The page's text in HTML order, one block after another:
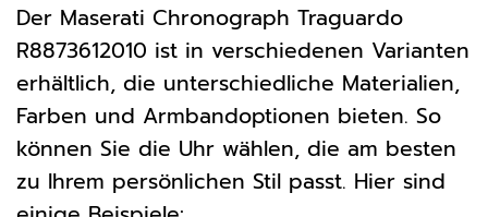
Der Maserati Chronograph Traguardo
R8873612010 ist in verschiedenen Varianten
erhältlich, die unterschiedliche Materialien,
Farben und Armbandoptionen bieten. So
können Sie die Uhr wählen, die am besten
zu Ihrem persönlichen Stil passt. Hier sind